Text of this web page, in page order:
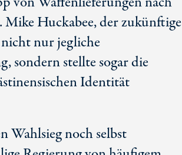
Mike Huckabee, der zukünftige
nicht nur jegliche
sondern stellte sogar die
Identität
Wahlsieg noch selbst